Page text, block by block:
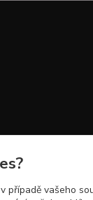
případě vašeho